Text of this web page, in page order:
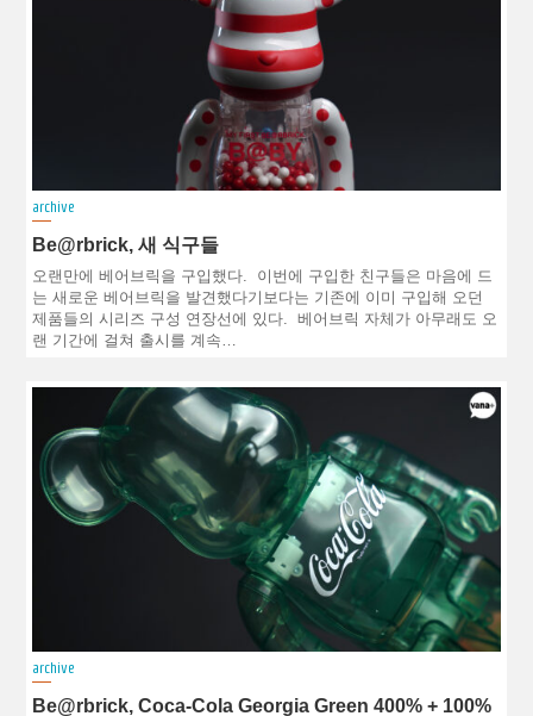
archive
Be@rbrick, 새 식구들
오랜만에 베어브릭을 구입했다. 이번에 구입한 친구들은 마음에 드
는 새로운 베어브릭을 발견했다기보다는 기존에 이미 구입해 오던
제품들의 시리즈 구성 연장선에 있다. 베어브릭 자체가 아무래도 오
랜 기간에 걸쳐 출시를 계속…
archive
Be@rbrick, Coca-Cola Georgia Green 400% + 100%